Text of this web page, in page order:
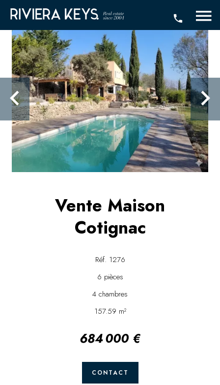
Vente Maison
Cotignac
Réf. 1276
6 pièces
4 chambres
157.59 m²
684 000 €
CONTACT